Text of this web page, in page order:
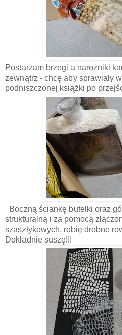
Postarzam brzegi a narożniki
zewnątrz - chcę aby sprawiały
podniszczonej książki po
Boczną ściankę butelki oraz
strukturalną i za pomocą
szaszłykowych, robię drobne
Dokładnie suszę!!!